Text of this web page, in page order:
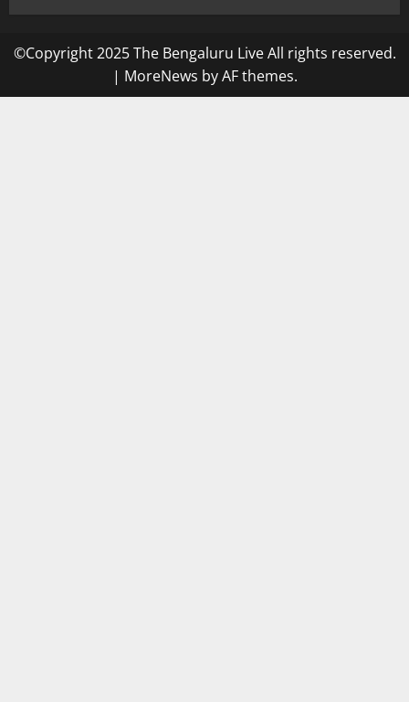
©Copyright 2025 The Bengaluru Live All rights reserved.
| MoreNews by AF themes.